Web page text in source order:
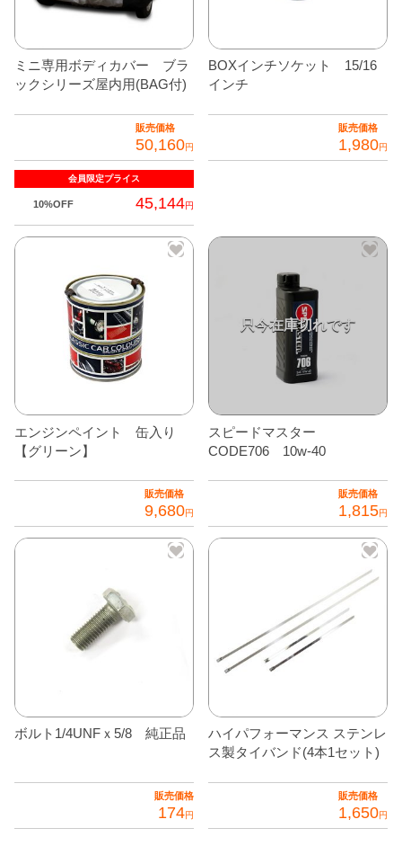
ミニ専用ボディカバー ブラ
ックシリーズ屋内用(BAG付)
販売価格
50,160円
会員限定プライス
10%OFF 45,144円
BOXインチソケット 15/16
インチ
販売価格
1,980円
エンジンペイント 缶入り
【グリーン】
販売価格
9,680円
スピードマスター
CODE706 10w-40
販売価格
1,815円
ボルト1/4UNFｘ5/8 純正品
販売価格
174円
ハイパフォーマンス ステンレ
ス製タイバンド(4本1セット)
販売価格
1,650円